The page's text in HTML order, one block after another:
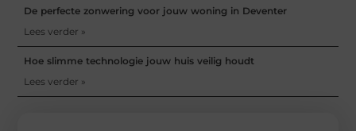
De perfecte zonwering voor jouw woning in Deventer
Lees verder »
Hoe slimme technologie jouw huis veilig houdt
Lees verder »